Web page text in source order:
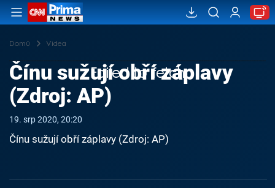
Domů Videa
Failed to fetch
Čínu sužují obří záplavy
(Zdroj: AP)
19. srp 2020, 20:20
Čínu sužují obří záplavy (Zdroj: AP)